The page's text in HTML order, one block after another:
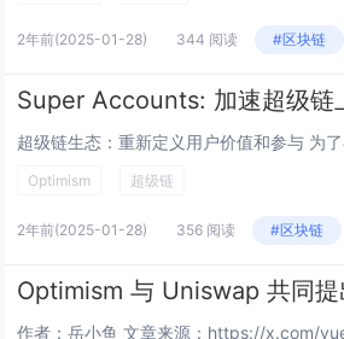
2年前(2025-01-28) 344 阅读 #区块链
Optimism 超级链
2年前(2025-01-28) 356 阅读 #区块链